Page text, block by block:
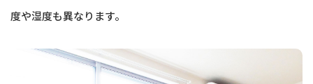
度や湿度も異なります。